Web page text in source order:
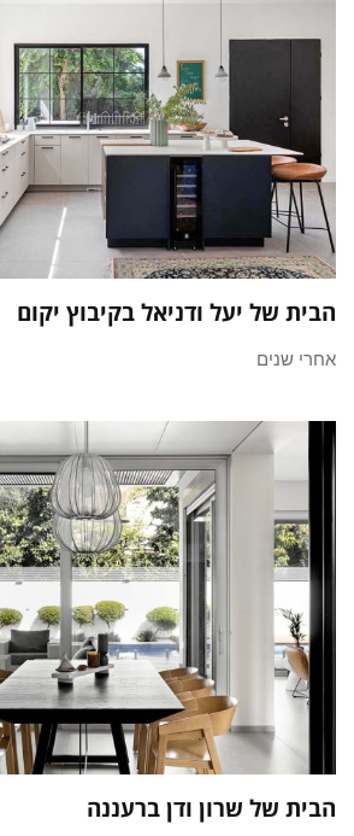
הבית של יעל ודניאל בקיבוץ יקום
אחרי שנים
הבית של שרון ודן ברעננה